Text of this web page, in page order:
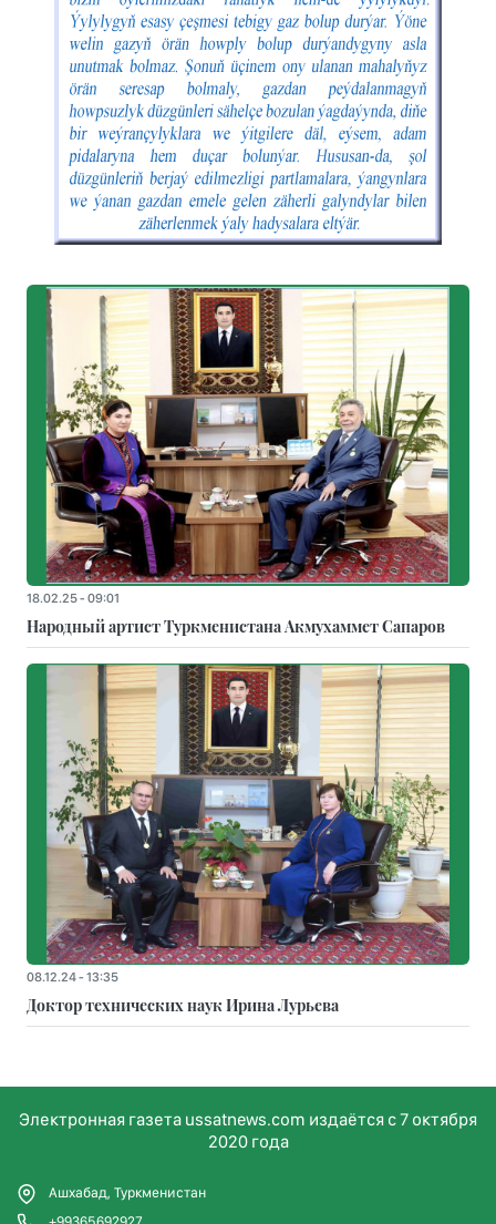
18.02.25 - 09:01
Народный артист Туркменистана Акмухаммет Сапаров
08.12.24 - 13:35
Доктор технических наук Ирина Лурьева
Электронная газета ussatnews.com издаётся с 7 октября
2020 года
Ашхабад, Туркменистан